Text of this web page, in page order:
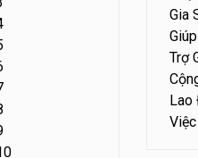
Gia
Trợ
Lao